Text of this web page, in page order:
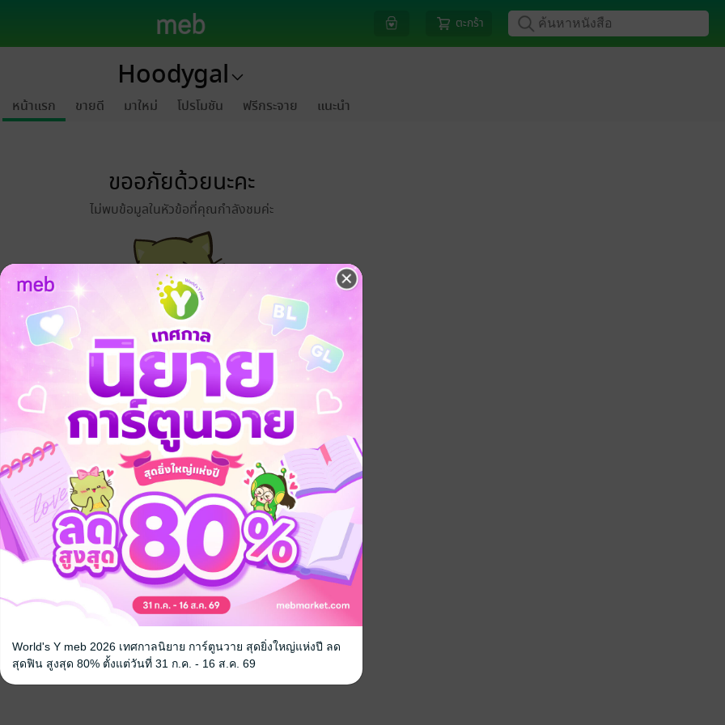
ตะกร้า
Hoodygal
หน้าแรก ขายดี มาใหม่ โปรโมชัน ฟรีกระจาย แนะนำ
ขออภัยด้วยนะคะ
ไม่พบข้อมูลในหัวข้อที่คุณกำลังชมค่ะ
World's Y meb 2026 เทศกาลนิยาย การ์ตูนวาย สุดยิ่งใหญ่แห่งปี ลด
สุดฟิน สูงสุด 80% ตั้งแต่วันที่ 31 ก.ค. - 16 ส.ค. 69